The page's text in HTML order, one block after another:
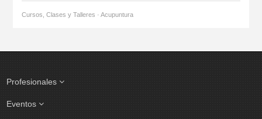
Cursos, Clases y Talleres · Acupuntura
Profesionales
Eventos